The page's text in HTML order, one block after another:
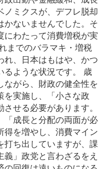
ミクスが、デフレ脱却
かないませんでした。そ
わたって消費増税が実
までのバラマキ・増税
、日本はもはや、かつ
るような状況です。 歳
ながら、財政の健全性を
を実施し、「小さな政
せる必要があります。
「成長と分配の両面が必
を増やし、消費マイン
打ち出していますが、課
」政党と言わざるをえ